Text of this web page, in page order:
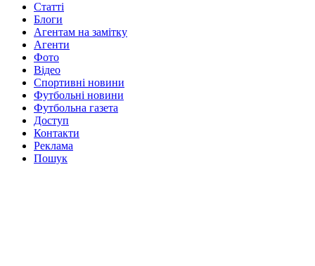
Статті
Блоги
Агентам на замітку
Агенти
Фото
Відео
Спортивні новини
Футбольні новини
Футбольна газета
Доступ
Контакти
Реклама
Пошук